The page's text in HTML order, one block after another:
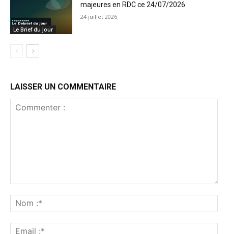
Le Brief du Jour
majeures en RDC ce 24/07/2026
24 juillet 2026
LAISSER UN COMMENTAIRE
:*